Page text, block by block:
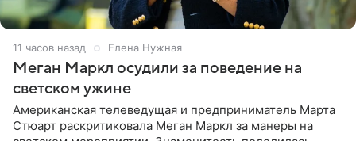
11 часов назад Елена Нужная
Меган Маркл осудили за поведение на
светском ужине
Американская телеведущая и предприниматель Марта
Стюарт раскритиковала Меган Маркл за манеры на